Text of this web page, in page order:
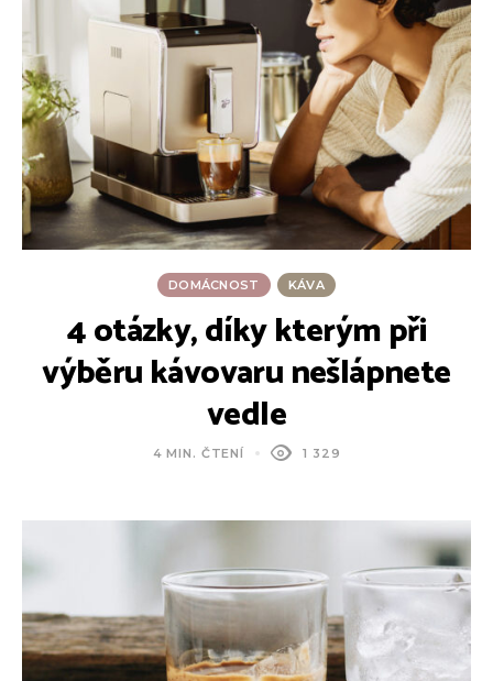
DOMÁCNOST KÁVA
4 otázky, díky kterým při
výběru kávovaru nešlápnete
vedle
4 MIN. ČTENÍ 1 329